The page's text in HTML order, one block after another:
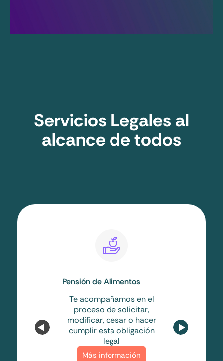
Servicios Legales al
alcance de todos
Pensión de Alimentos
Te acompañamos en el
proceso de solicitar,
modificar, cesar o hacer
cumplir esta obligación
legal
Más información